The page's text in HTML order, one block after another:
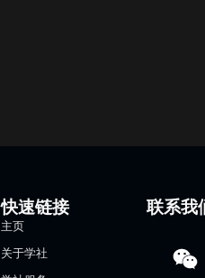
快速链接
主页
关于学社
联系我